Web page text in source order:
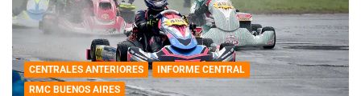
CENTRALES ANTERIORES
INFORME CENTRAL
RMC BUENOS AIRES